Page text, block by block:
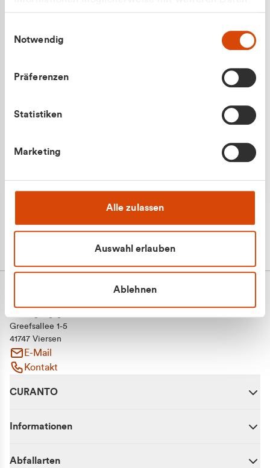
gesammelt haben.
Notwendig
Präferenzen
Statistiken
Marketing
Alle zulassen
Auswahl erlauben
Ablehnen
Greefsallee 1-5
41747 Viersen
E-Mail
Kontakt
CURANTO
Informationen
Abfallarten